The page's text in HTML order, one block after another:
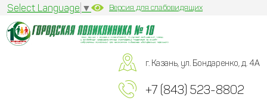
Select Language ▼ Версия для слабовидящих
г. Казань, ул. Бондаренко, д. 4А
+7 (843) 523-8802